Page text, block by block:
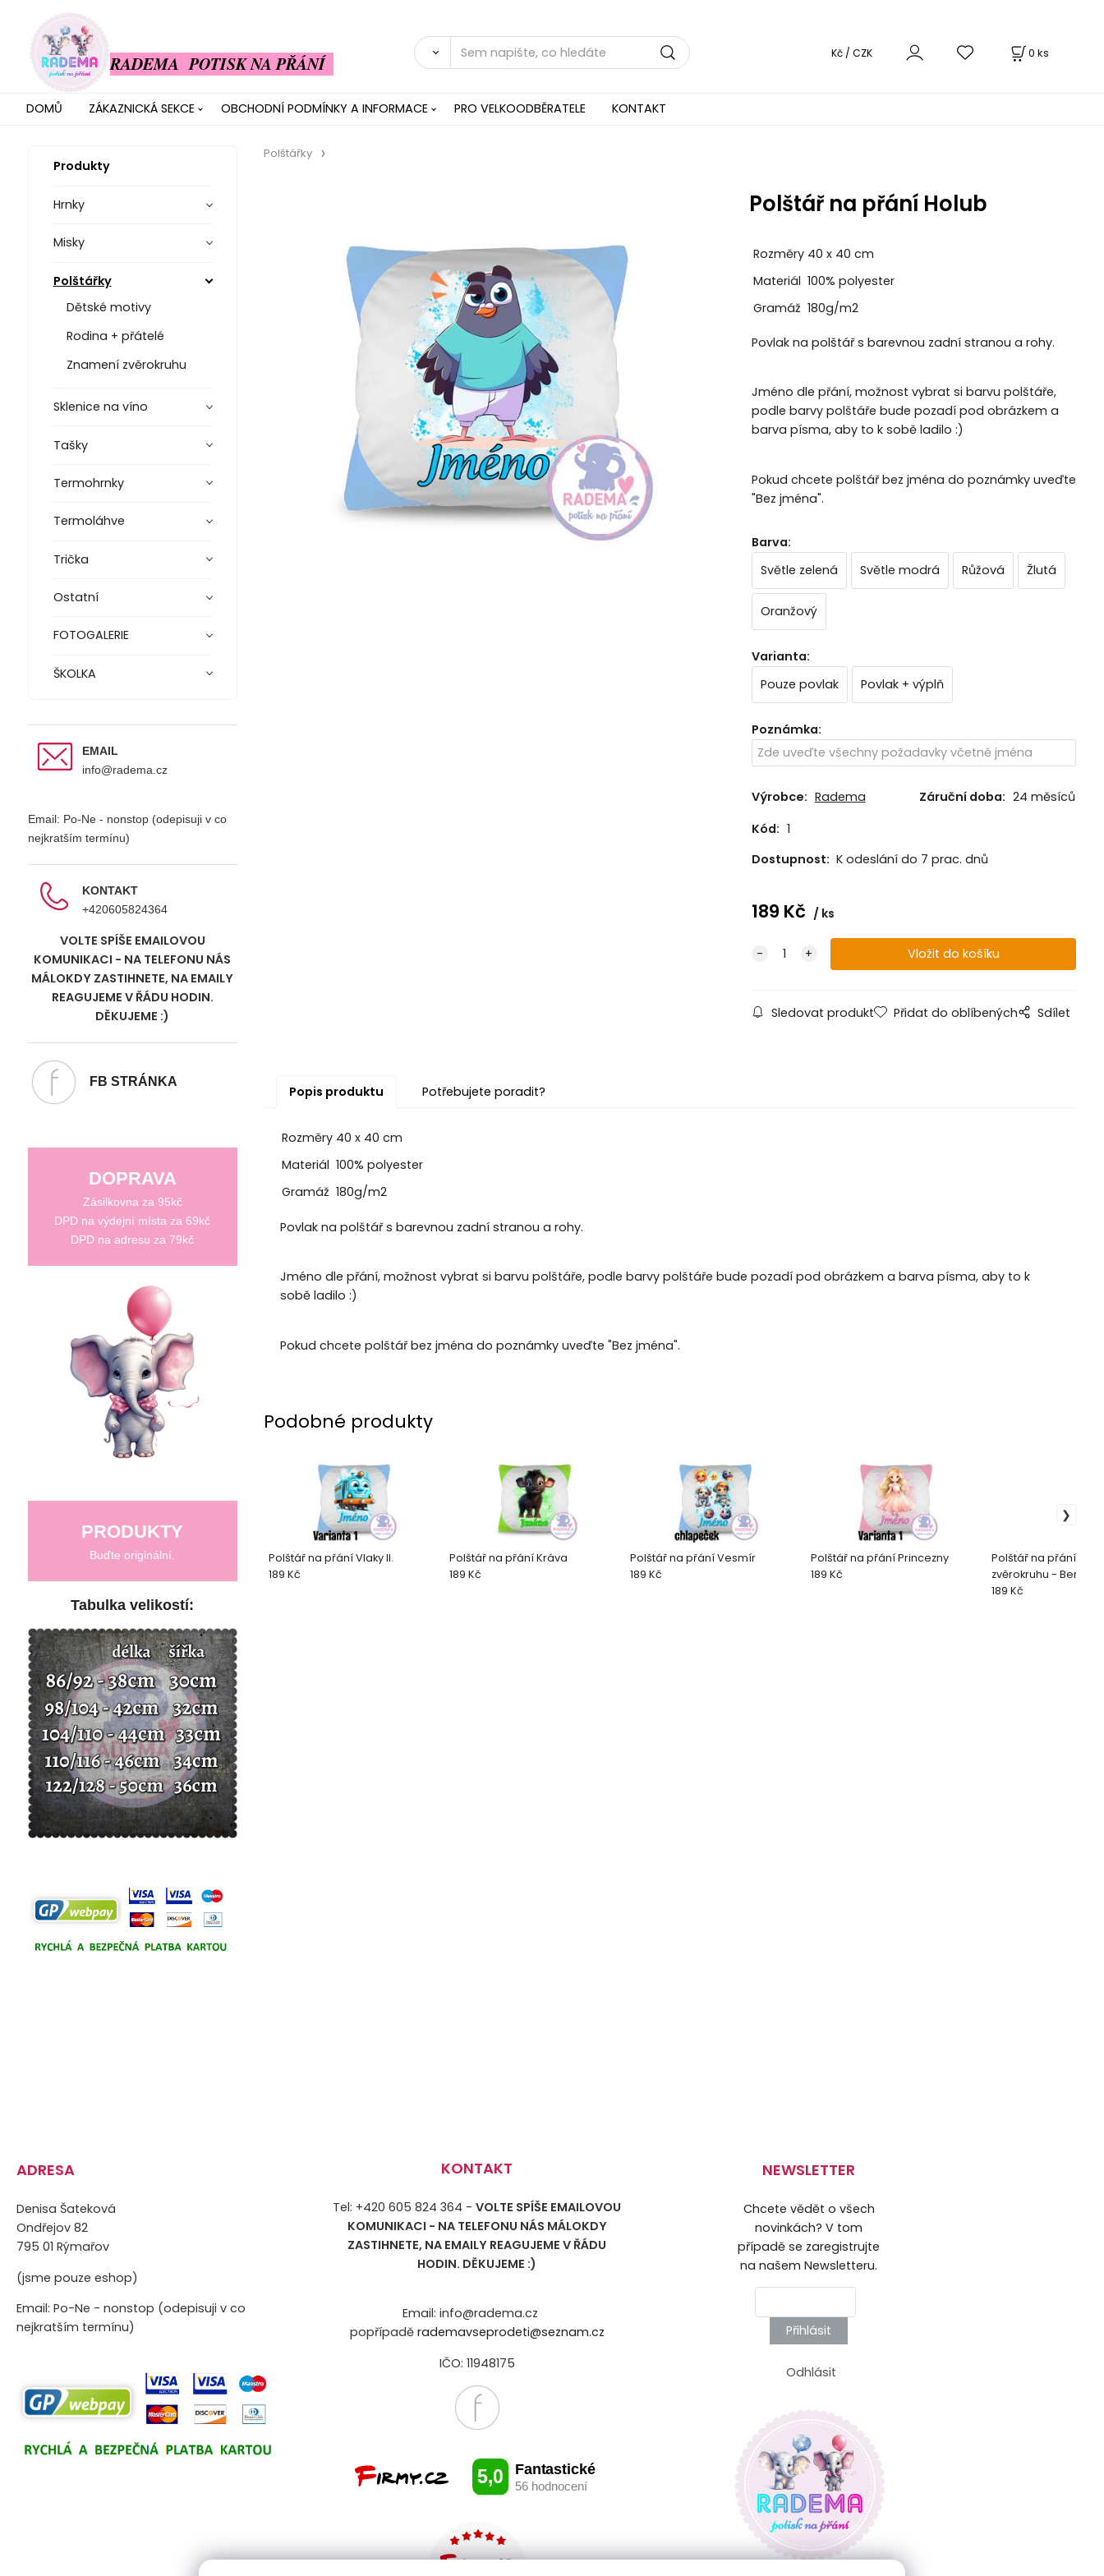
RADEMA POTISK NA PŘÁNÍ 0 ks
Kč / CZK
DOMŮ ZÁKAZNICKÁ SEKCE OBCHODNÍ PODMÍNKY A INFORMACE PRO VELKOODBĚRATELE KONTAKT
Produkty
Hrnky
Misky
Polštářky
Dětské motivy
Rodina + přátelé
Znamení zvěrokruhu
Sklenice na víno
Tašky
Termohrnky
Termoláhve
Trička
Ostatní
FOTOGALERIE
ŠKOLKA
EMAIL
info@radema.cz
Email: Po-Ne - nonstop (odepisuji v co
nejkratším termínu)
KONTAKT
+420605824364
VOLTE SPÍŠE EMAILOVOU
KOMUNIKACI - NA TELEFONU NÁS
MÁLOKDY ZASTIHNETE, NA EMAILY
REAGUJEME V ŘÁDU HODIN.
DĚKUJEME :)
FB STRÁNKA
DOPRAVA
Zásilkovna za 95kč
DPD na výdejní místa za 69kč
DPD na adresu za 79kč
PRODUKTY
Buďte originální.
Tabulka velikostí:
Polštářky
Polštář na přání Holub
Rozměry 40 x 40 cm
Materiál 100% polyester
Gramáž 180g/m2
Povlak na polštář s barevnou zadní stranou a rohy.
Jméno dle přání, možnost vybrat si barvu polštáře,
podle barvy polštáře bude pozadí pod obrázkem a
barva písma, aby to k sobě ladilo :)
Pokud chcete polštář bez jména do poznámky uveďte
"Bez jména".
Barva:
Světle zelená
Světle modrá Růžová Žlutá
Oranžový
Varianta:
Pouze povlak
Povlak + výplň
Poznámka:
Výrobce: Radema Záruční doba: 24 měsíců
Kód: 1
Dostupnost: K odeslání do 7 prac. dnů
189 Kč ks
Sledovat produkt Přidat do oblíbených Sdílet
Popis produktu Potřebujete poradit?
Rozměry 40 x 40 cm
Materiál 100% polyester
Gramáž 180g/m2
Povlak na polštář s barevnou zadní stranou a rohy.
Jméno dle přání, možnost vybrat si barvu polštáře, podle barvy polštáře bude pozadí pod obrázkem a barva písma, aby to k
sobě ladilo :)
Pokud chcete polštář bez jména do poznámky uveďte "Bez jména".
Podobné produkty
Polštář na přání Vlaky II.
189 Kč
Polštář na přání Kráva
189 Kč
Polštář na přání Vesmír
189 Kč
Polštář na přání Princezny
189 Kč
Polštář na přání
zvěrokruhu - Beran
189 Kč
ADRESA
Denisa Šateková
Ondřejov 82
795 01 Rýmařov
(jsme pouze eshop)
Email: Po-Ne - nonstop (odepisuji v co
nejkratším termínu)
KONTAKT
Tel: +420 605 824 364 -VOLTE SPÍŠE EMAILOVOU
KOMUNIKACI - NA TELEFONU NÁS MÁLOKDY
ZASTIHNETE, NA EMAILY REAGUJEME V ŘÁDU
HODIN. DĚKUJEME :)
Email: info@radema.cz
popřípadě rademavseprodeti@seznam.cz
IČO: 11948175
NEWSLETTER
Chcete vědět o všech
novinkách? V tom
případě se zaregistrujte
na našem Newsletteru.
Přihlásit
Odhlásit